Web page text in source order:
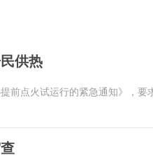
供热
点火试运行的紧急通知》，要